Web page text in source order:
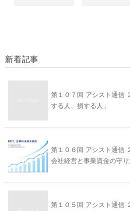
新着記事
第１０７回 アシスト通信
する人、損する人」
第１０６回 アシスト通信
会社経営と事業資金の守り
第１０５回 アシスト通信